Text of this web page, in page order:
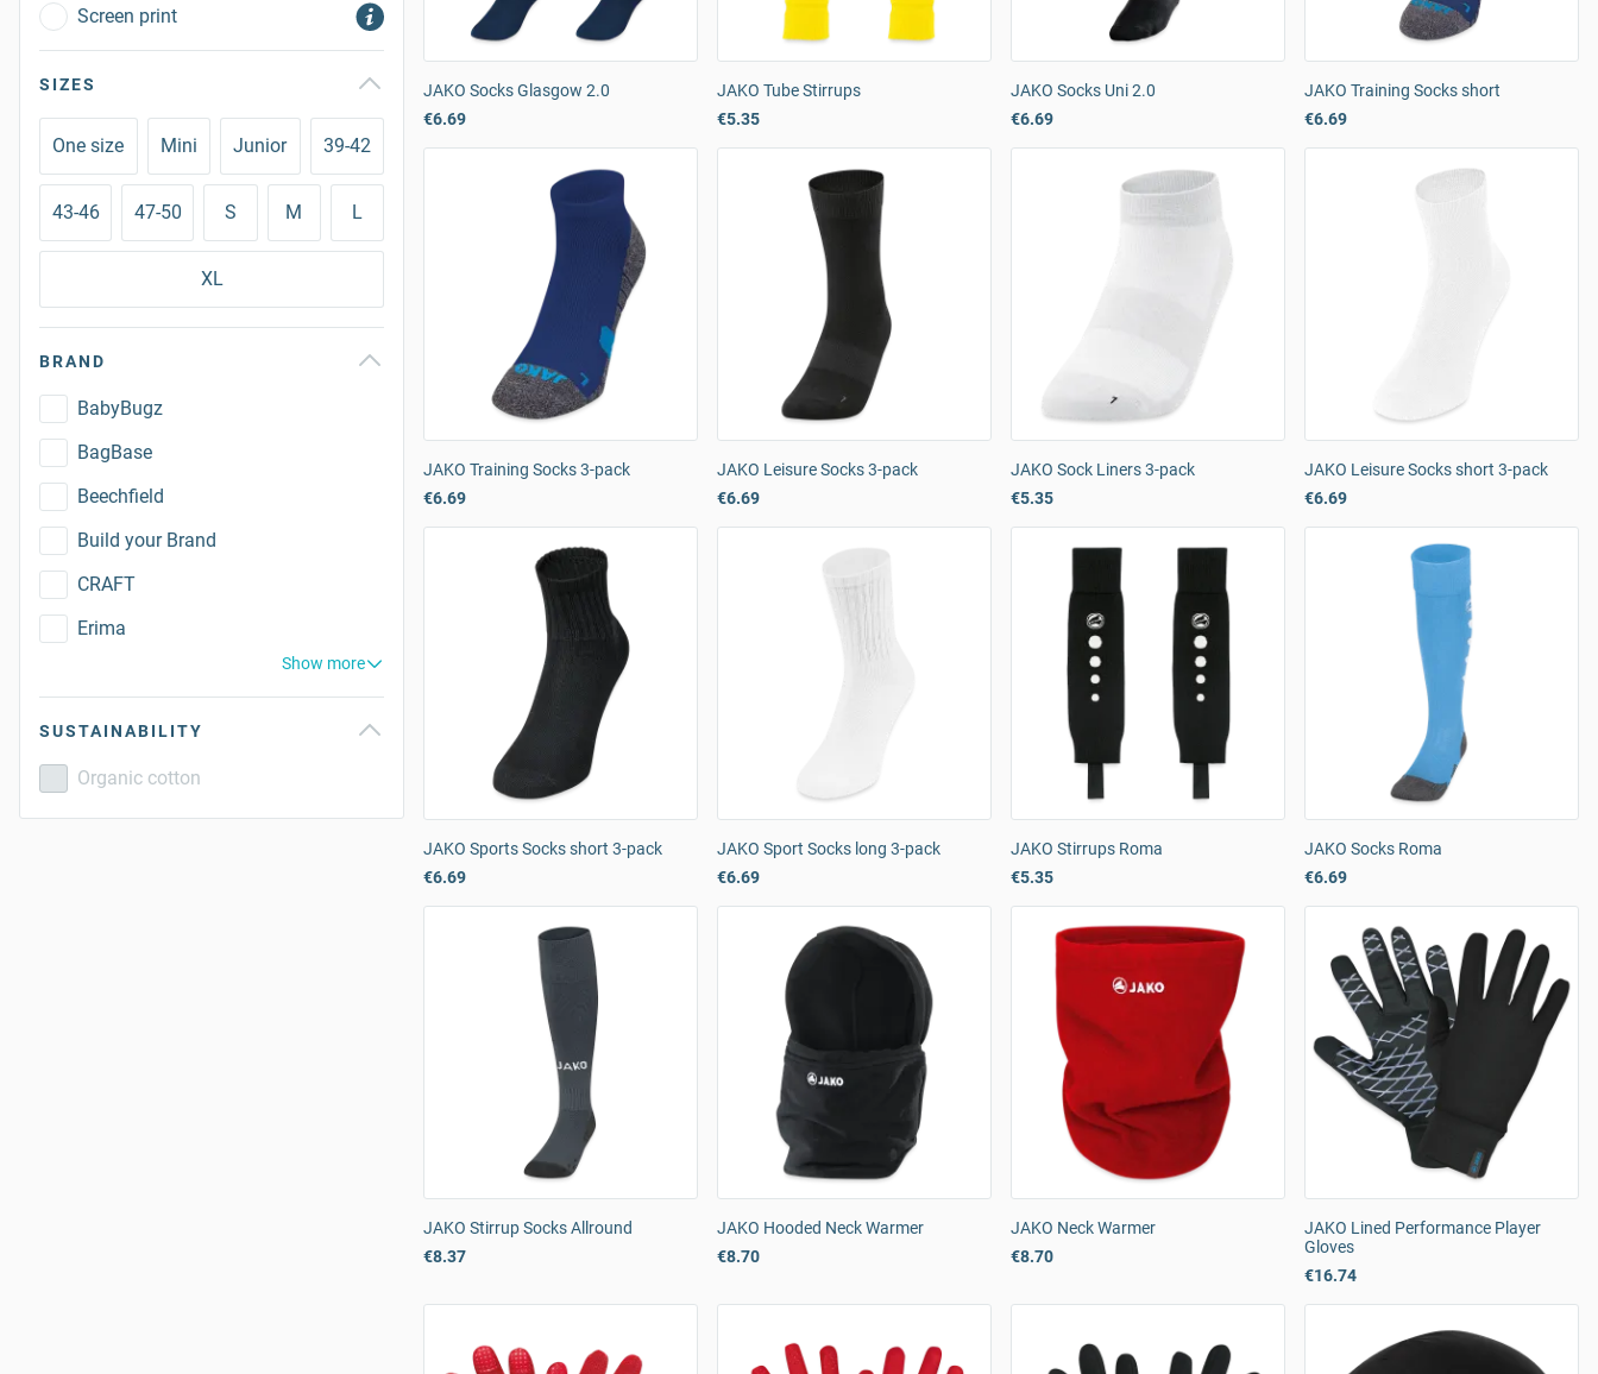
Screen print
SIZES
One size Mini Junior 39-42
43-46 47-50 S M L
XL
BRAND
BabyBugz
BagBase
Beechfield
Build your Brand
CRAFT
Erima
Show more
SUSTAINABILITY
Organic cotton
JAKO Socks Glasgow 2.0
€6.69
JAKO Tube Stirrups
€5.35
JAKO Socks Uni 2.0
€6.69
JAKO Training Socks short
€6.69
JAKO Training Socks 3-pack
€6.69
JAKO Leisure Socks 3-pack
€6.69
JAKO Sock Liners 3-pack
€5.35
JAKO Leisure Socks short 3-pack
€6.69
JAKO Sports Socks short 3-pack
€6.69
JAKO Sport Socks long 3-pack
€6.69
JAKO Stirrups Roma
€5.35
JAKO Socks Roma
€6.69
JAKO Stirrup Socks Allround
€8.37
JAKO Hooded Neck Warmer
€8.70
JAKO Neck Warmer
€8.70
JAKO Lined Performance Player
Gloves
€16.74